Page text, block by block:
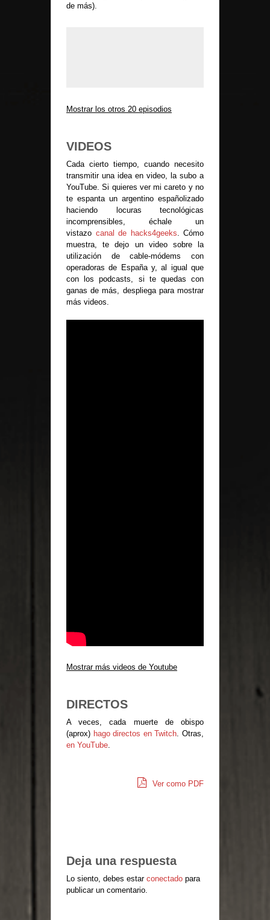
de más).
Mostrar los otros 20 episodios
VIDEOS
Cada cierto tiempo, cuando necesito
transmitir una idea en video, la subo a
YouTube. Si quieres ver mi careto y no
te espanta un argentino españolizado
haciendo locuras tecnológicas
incomprensibles, échale un
vistazo canal de hacks4geeks. Cómo
muestra, te dejo un video sobre la
utilización de cable-módems con
operadoras de España y, al igual que
con los podcasts, si te quedas con
ganas de más, despliega para mostrar
más videos.
Mostrar más videos de Youtube
DIRECTOS
A veces, cada muerte de obispo
(aprox) hago directos en Twitch. Otras,
en YouTube.
Ver como PDF
Deja una respuesta
Lo siento, debes estar conectado para
publicar un comentario.